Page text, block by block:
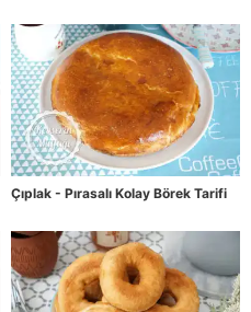
Çıplak - Pırasalı Kolay Börek Tarifi